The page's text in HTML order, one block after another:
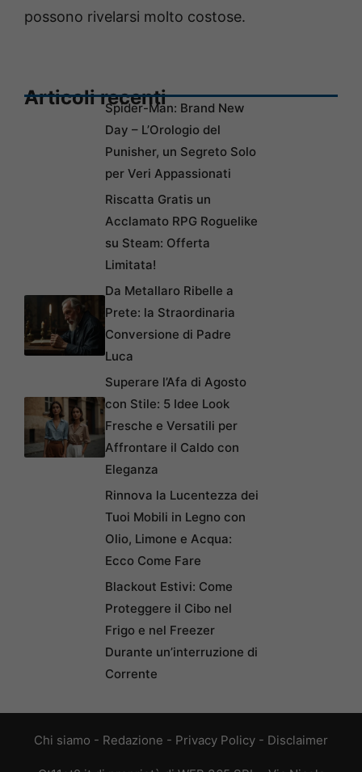
possono rivelarsi molto costose.
Articoli recentiSpider-Man: Brand New
Day – L’Orologio del
Punisher, un Segreto Solo
per Veri Appassionati
Riscatta Gratis un
Acclamato RPG Roguelike
su Steam: Offerta
Limitata!
Da Metallaro Ribelle a
Prete: la Straordinaria
Conversione di Padre
Luca
Superare l’Afa di Agosto
con Stile: 5 Idee Look
Fresche e Versatili per
Affrontare il Caldo con
Eleganza
Rinnova la Lucentezza dei
Tuoi Mobili in Legno con
Olio, Limone e Acqua:
Ecco Come Fare
Blackout Estivi: Come
Proteggere il Cibo nel
Frigo e nel Freezer
Durante un’interruzione di
Corrente
Chi siamo - Redazione - Privacy Policy - Disclaimer